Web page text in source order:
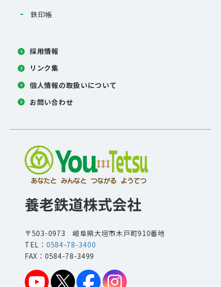
鉄印帳
採用情報
リンク集
個人情報の取扱いについて
お問い合わせ
〒503-0973 岐阜県大垣市木戸町910番地
TEL： 0584-78-3400
FAX：0584-78-3499